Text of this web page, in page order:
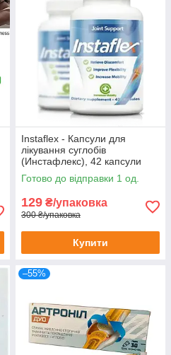
Instaflex - Капсули для
лікування суглобів
(Инстафлекс), 42 капсули
Готово до відправки 1 од.
129 ₴/упаковка
300 ₴/упаковка
Купити
–55%